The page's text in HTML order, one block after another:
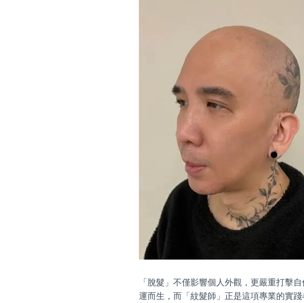
「脫髮」不僅影響個人外觀，更嚴重打
運而生，而「紋髮師」正是這項專業的實